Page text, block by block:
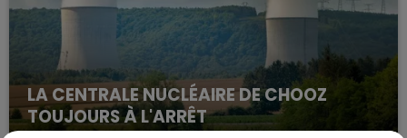
LA CENTRALE NUCLÉAIRE DE CHOOZ
TOUJOURS À L'ARRÊT